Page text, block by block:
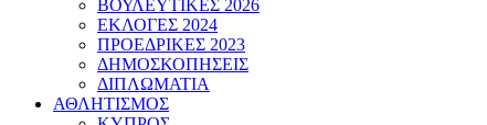
ΒΟΥΛΕΥΤΙΚΕΣ 2026
ΕΚΛΟΓΕΣ 2024
ΠΡΟΕΔΡΙΚΕΣ 2023
ΔΗΜΟΣΚΟΠΗΣΕΙΣ
ΔΙΠΛΩΜΑΤΙΑ
ΑΘΛΗΤΙΣΜΟΣ